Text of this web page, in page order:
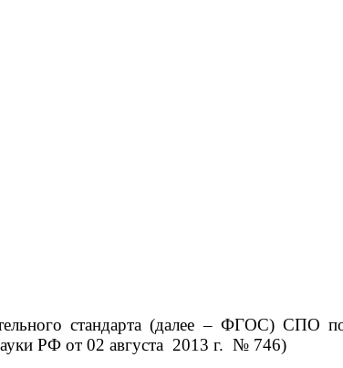
стандарта (далее – ФГОС) СПО
РФ от 02 августа 2013 г. № 746)